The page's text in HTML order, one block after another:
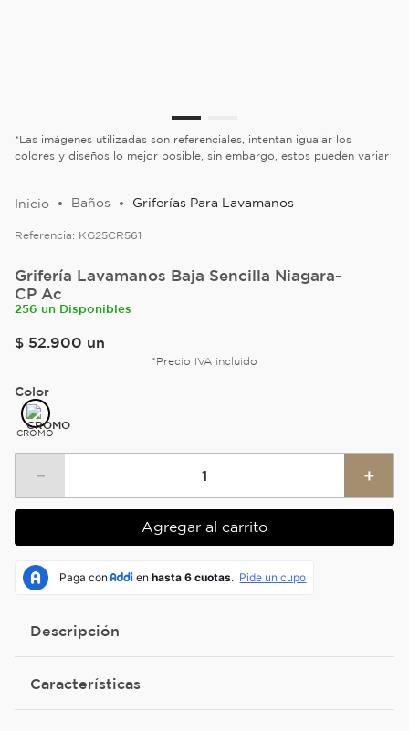
*Las imágenes utilizadas son referenciales, intentan igualar los
colores y diseños lo mejor posible, sin embargo, estos pueden variar
Baños Griferías Para Lavamanos
Referencia: KG25CR561
Grifería Lavamanos Baja Sencilla Niagara-
CP Ac
256 un Disponibles
$ 52.900 un
*Precio IVA incluido
Color
CROMO
＋
－
Agregar al carrito
Descripción
Características